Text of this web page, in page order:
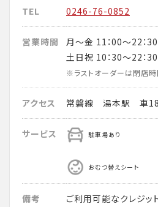
TEL 0246-76-0852
営業時間
月～金 11：00～22：30
土日祝 10：30～22：30
※ラストオーダーは閉店時
アクセス 常磐線 湯本駅 車
サービス 駐車場あり
おむつ替えシート
備考
ご利用可能なクレジッ